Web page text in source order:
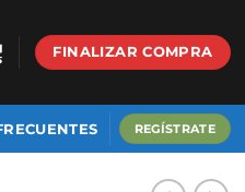
FINALIZAR COMPRA
REGÍSTRATE